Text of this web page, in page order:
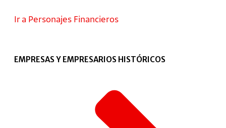
Ir a Personajes Financieros
EMPRESAS Y EMPRESARIOS HISTÓRICOS